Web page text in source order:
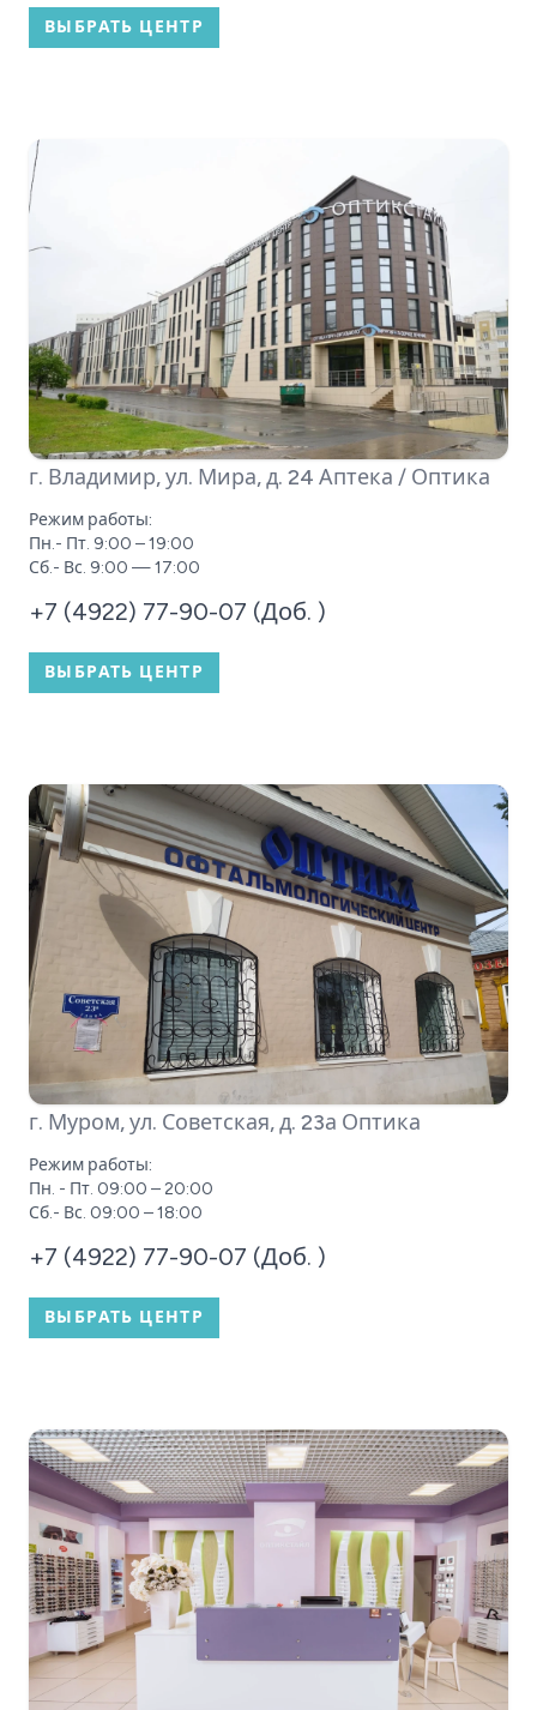
ВЫБРАТЬ ЦЕНТР
г. Владимир, ул. Мира, д. 24 Аптека / Оптика
Режим работы:
Пн.- Пт. 9:00 – 19:00
Сб.- Вс. 9:00 — 17:00
+7 (4922) 77-90-07 (Доб. )
ВЫБРАТЬ ЦЕНТР
г. Муром, ул. Советская, д. 23а Оптика
Режим работы:
Пн. - Пт. 09:00 – 20:00
Сб.- Вс. 09:00 – 18:00
+7 (4922) 77-90-07 (Доб. )
ВЫБРАТЬ ЦЕНТР